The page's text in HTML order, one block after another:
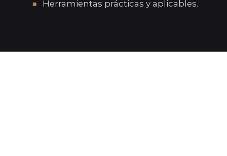
Herramientas prácticas y aplicables.